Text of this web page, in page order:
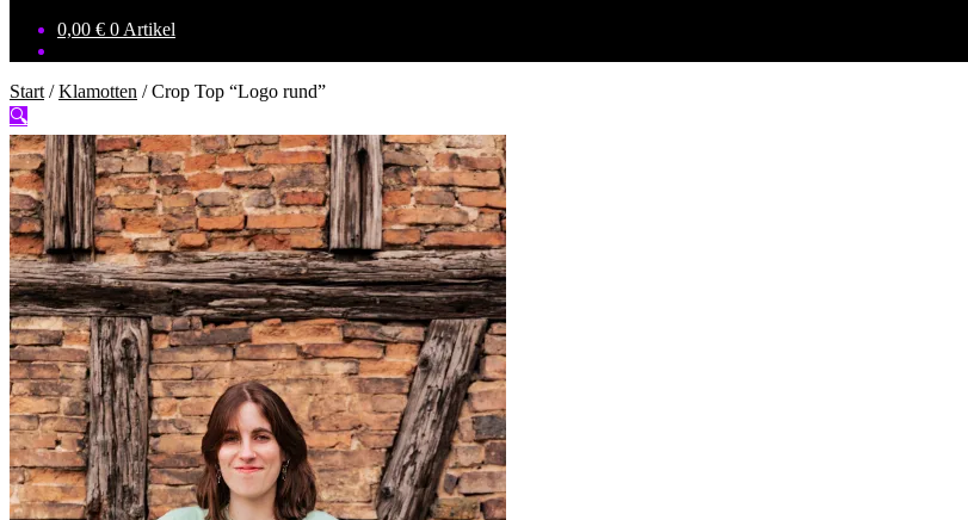
0,00 € 0 Artikel
Start /Klamotten /Crop Top “Logo rund”
🔍